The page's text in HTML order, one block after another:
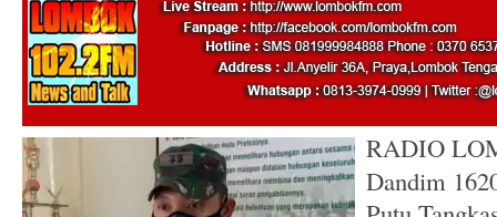
RADIO
Dandim